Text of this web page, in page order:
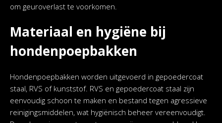
om geuroverlast te voorkomen.
Materiaal en hygiëne bij
hondenpoepbakken
Hondenpoepbakken worden uitgevoerd in gepoedercoat
staal, RVS of kunststof. RVS en gepoedercoat staal zijn
eenvoudig schoon te maken en bestand tegen agressieve
reinigingsmiddelen, wat hygiënisch beheer vereenvoudigt.